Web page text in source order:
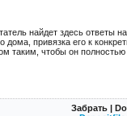
найдет здесь ответы
привязка его к
таким, чтобы он
Забрать |